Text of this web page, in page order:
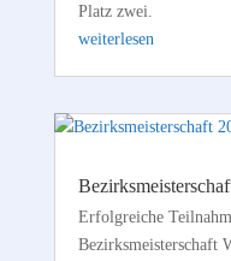
Platz zwei.
weiterlesen
Erfolgreiche
Bezirksmeisterschaft